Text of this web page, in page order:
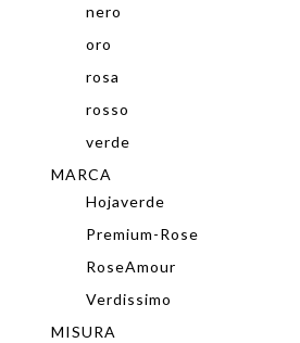
nero
oro
rosa
rosso
verde
MARCA
Hojaverde
Premium-Rose
RoseAmour
Verdissimo
MISURA